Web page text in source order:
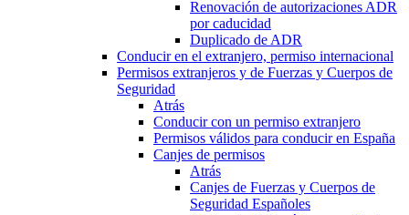
Renovación de autorizaciones ADR
por caducidad
Duplicado de ADR
Conducir en el extranjero, permiso internacional
Permisos extranjeros y de Fuerzas y Cuerpos de
Seguridad
Atrás
Conducir con un permiso extranjero
Permisos válidos para conducir en España
Canjes de permisos
Atrás
Canjes de Fuerzas y Cuerpos de
Seguridad Españoles